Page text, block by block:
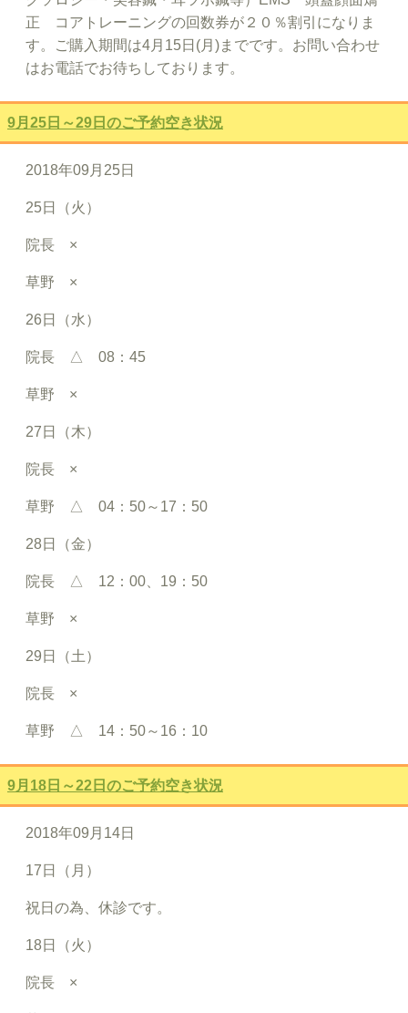
正 コアトレーニングの回数券が２０％割引になりま
す。ご購入期間は4月15日(月)までです。お問い合わせ
はお電話でお待ちしております。
9月25日～29日のご予約空き状況
2018年09月25日
25日（火）
院長 ×
草野 ×
26日（水）
院長 △ 08：45
草野 ×
27日（木）
院長 ×
草野 △ 04：50～17：50
28日（金）
院長 △ 12：00、19：50
草野 ×
29日（土）
院長 ×
草野 △ 14：50～16：10
9月18日～22日のご予約空き状況
2018年09月14日
17日（月）
祝日の為、休診です。
18日（火）
院長 ×